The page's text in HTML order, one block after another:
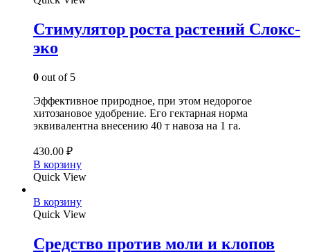
Стимулятор роста растений Слокс-
эко
0 out of 5
Эффективное природное, при этом недорогое
хитозановое удобрение. Его гектарная норма
эквивалентна внесению 40 т навоза на 1 га.
430.00 ₽
В корзину
Quick View
В корзину
Quick View
Средство против моли и клопов